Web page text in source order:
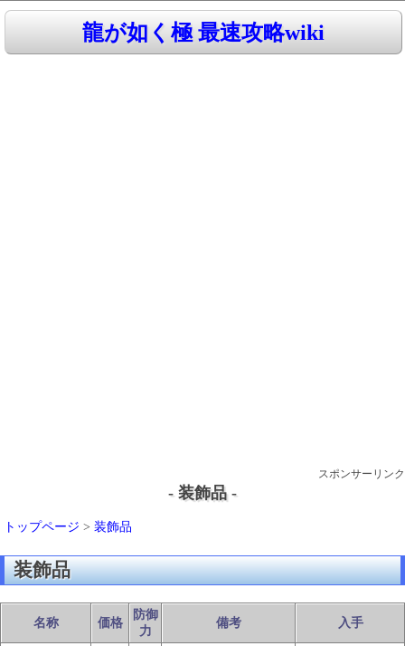
龍が如く極 最速攻略wiki
スポンサーリンク
- 装飾品 -
トップページ > 装飾品
装飾品
名称 価格
防御
力
備考 入手